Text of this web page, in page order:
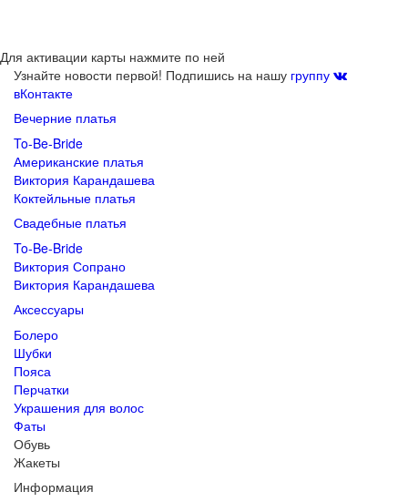
Для активации карты нажмите по ней
Узнайте новости первой! Подпишись на нашу группу
вКонтакте
Вечерние платья
To-Be-Bride
Американские платья
Виктория Карандашева
Коктейльные платья
Свадебные платья
To-Be-Bride
Виктория Сопрано
Виктория Карандашева
Аксессуары
Болеро
Шубки
Пояса
Перчатки
Украшения для волос
Фаты
Обувь
Жакеты
Информация